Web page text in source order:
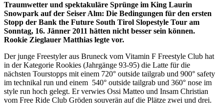
Traumwetter und spektakuläre Sprünge im King Laurin
Snowpark auf der Seiser Alm: Die Bedingungen für den ersten
Stopp der Bank the Future South Tirol Slopestyle Tour am
Sonntag, 16. Jänner 2011 hätten nicht besser sein können.
Rookie Zieglauer Matthias legte vor.
Der junge Freestyler aus Bruneck vom Vitamin F Freestyle Club hat
in der Kategorie Rookies (Jahrgänge 93-95) die Latte für die
nächsten Tourstopps mit einem 720° outside tailgrab und 900° safety
im technikal run und einem 540° outside tailgrab und 360° nose im
style run hoch gelegt. Er verwies Ossi Matteo und Insam Christian
vom Free Ride Club Gröden souverän auf die Plätze zwei und drei.